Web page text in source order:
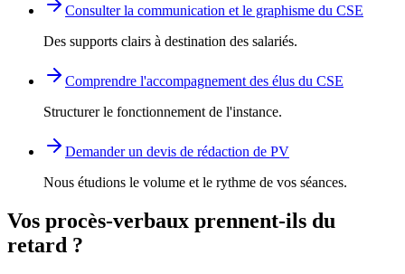
Consulter la communication et le graphisme du CSE
Des supports clairs à destination des salariés.
Comprendre l'accompagnement des élus du CSE
Structurer le fonctionnement de l'instance.
Demander un devis de rédaction de PV
Nous étudions le volume et le rythme de vos séances.
Vos procès-verbaux prennent-ils du
retard ?